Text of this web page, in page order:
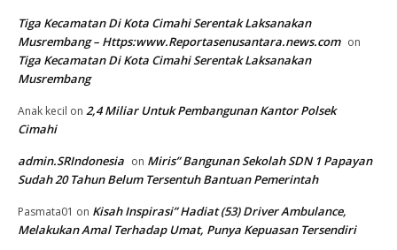
Tiga Kecamatan Di Kota Cimahi Serentak Laksanakan
Musrembang – Https:www.Reportasenusantara.news.com on
Tiga Kecamatan Di Kota Cimahi Serentak Laksanakan
Musrembang
Anak kecil on 2,4 Miliar Untuk Pembangunan Kantor Polsek
Cimahi
admin.SRIndonesia on Miris” Bangunan Sekolah SDN 1 Papayan
Sudah 20 Tahun Belum Tersentuh Bantuan Pemerintah
Pasmata01 on Kisah Inspirasi” Hadiat (53) Driver Ambulance,
Melakukan Amal Terhadap Umat, Punya Kepuasan Tersendiri